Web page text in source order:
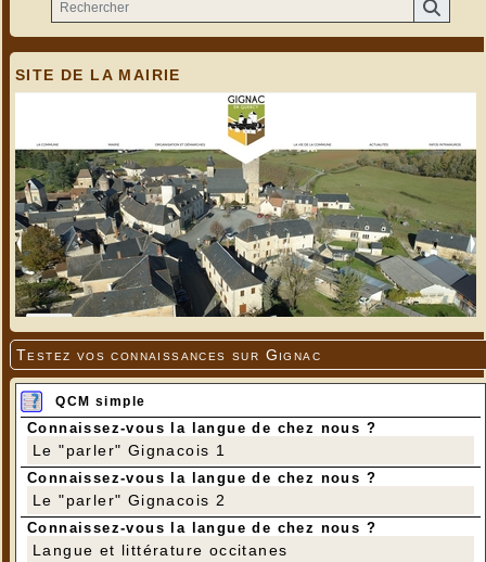
SITE DE LA MAIRIE
Testez vos connaissances sur Gignac
QCM simple
Connaissez-vous la langue de chez nous ?
Le "parler" Gignacois 1
Connaissez-vous la langue de chez nous ?
Le "parler" Gignacois 2
Connaissez-vous la langue de chez nous ?
Langue et littérature occitanes